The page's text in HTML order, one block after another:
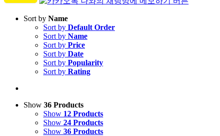
Sort by Name
Sort by Default Order
Sort by Name
Sort by Price
Sort by Date
Sort by Popularity
Sort by Rating
Show 36 Products
Show 12 Products
Show 24 Products
Show 36 Products